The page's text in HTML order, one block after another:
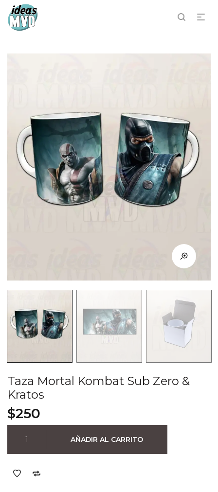
Taza Mortal Kombat Sub Zero &
Kratos
$250
Mortal
Kombat
Zero
AÑADIR AL CARRITO